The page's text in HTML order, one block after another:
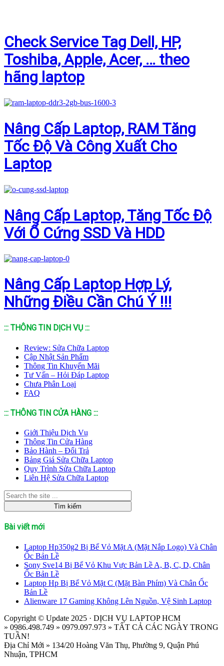
Check Service Tag Dell, HP,
Toshiba, Apple, Acer, … theo
hãng laptop
Nâng Cấp Laptop, RAM Tăng
Tốc Độ Và Công Xuất Cho
Laptop
Nâng Cấp Laptop, Tăng Tốc Độ
Với Ổ Cứng SSD Và HDD
Nâng Cấp Laptop Hợp Lý,
Những Điều Cần Chú Ý !!!
::: THÔNG TIN DỊCH VỤ :::
Review: Sửa Chữa Laptop
Cập Nhật Sản Phẩm
Thông Tin Khuyến Mãi
Tư Vấn – Hỏi Đáp Laptop
Chưa Phân Loại
FAQ
::: THÔNG TIN CỬA HÀNG :::
Giới Thiệu Dịch Vụ
Thông Tin Cửa Hàng
Bảo Hành – Đổi Trả
Bảng Giá Sửa Chữa Laptop
Quy Trình Sửa Chữa Laptop
Liên Hệ Sửa Chữa Laptop
Bài viết mới
Laptop Hp350g2 Bị Bể Vỏ Mặt A (Mặt Nắp Logo) Và Chân
Ốc Bản Lề
Sony Sve14 Bị Bể Vỏ Khu Vực Bản Lề A, B, C, D, Chân
Ốc Bản Lề
Laptop Hp Bị Bể Vỏ Mặt C (Mặt Bàn Phím) Và Chân Ốc
Bản Lề
Alienware 17 Gaming Không Lên Nguồn, Vệ Sinh Laptop
Copyright © Update 2025 · DỊCH VỤ LAPTOP HCM
» 0986.498.749 » 0979.097.973 » TẤT CẢ CÁC NGÀY TRONG
TUẦN!
Địa Chỉ Mới » 134/20 Hoàng Văn Thụ, Phường 9, Quận Phú
Nhuận, TPHCM